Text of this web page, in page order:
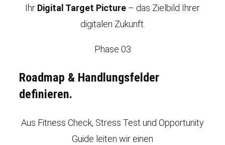
Ihr Digital Target Picture – das Zielbild Ihrer
digitalen Zukunft.
Phase 03
Roadmap & Handlungsfelder
definieren.
Aus Fitness Check, Stress Test und Opportunity
Guide leiten wir einen